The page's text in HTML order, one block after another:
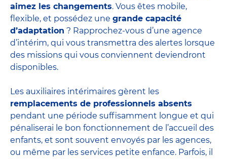
aimez les changements. Vous êtes mobile,
flexible, et possédez une grande capacité
d’adaptation ? Rapprochez-vous d’une agence
d’intérim, qui vous transmettra des alertes lorsque
des missions qui vous conviennent deviendront
disponibles.
Les auxiliaires intérimaires gèrent les
remplacements de professionnels absents
pendant une période suffisamment longue et qui
pénaliserai le bon fonctionnement de l’accueil des
enfants, et sont souvent envoyés par les agences,
ou même par les services petite enfance. Parfois, il